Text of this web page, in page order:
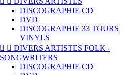
DISCOGRAPHIE CD
DVD
DISCOGRAPHIE 33 TOURS
VINYLS
  DIVERS ARTISTES FOLK -
SONGWRITERS
DISCOGRAPHIE CD